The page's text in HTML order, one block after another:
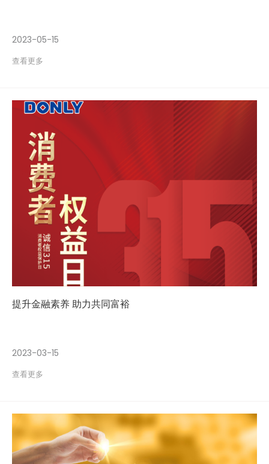
2023-05-15
查看更多
提升金融素养 助力共同富裕
2023-03-15
查看更多